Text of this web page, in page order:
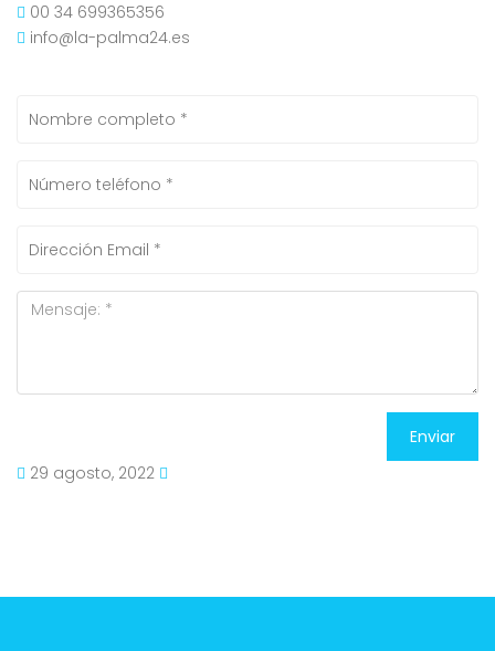
00 34 699365356
info@la-palma24.es
Enviar
29 agosto, 2022